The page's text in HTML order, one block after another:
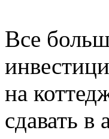
Все
на
сдавать